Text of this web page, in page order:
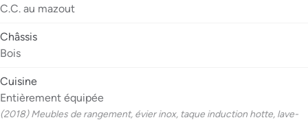
C.C. au mazout
Châssis
Bois
Cuisine
Entièrement équipée
(2018) Meubles de rangement, évier inox, taque induction hotte, lave-